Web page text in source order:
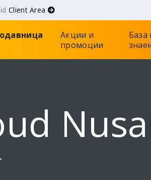
Client Area
Акции и
промоции
База